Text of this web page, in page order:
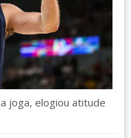
joga, elogiou atitude